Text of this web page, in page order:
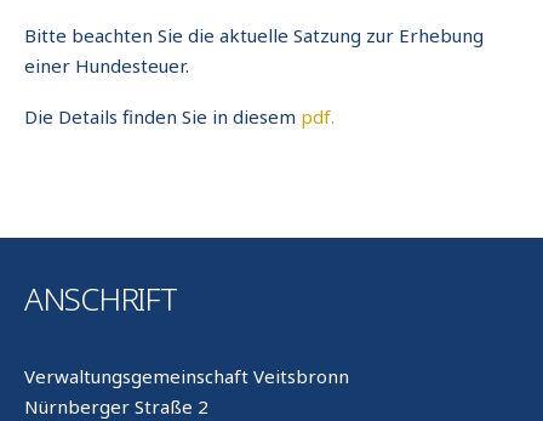
Bitte beachten Sie die aktuelle Satzung zur Erhebung
einer Hundesteuer.
Die Details finden Sie in diesem pdf.
ANSCHRIFT
Verwaltungsgemeinschaft Veitsbronn
Nürnberger Straße 2